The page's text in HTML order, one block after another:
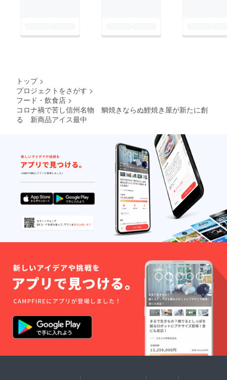
トップ >
プロジェクトをさがす >
フード・飲食店 >
コロナ禍で苦し信州名物 鯛焼きならぬ鯉焼き屋が新たに創
る 新商品アイス最中